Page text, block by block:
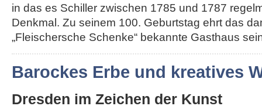
in das es Schiller zwischen 1785 und 1787
Denkmal. Zu seinem 100. Geburtstag ehrt das
„Fleischersche Schenke“ bekannte Gasthaus
Barockes Erbe und kreatives
Dresden im Zeichen der Kunst